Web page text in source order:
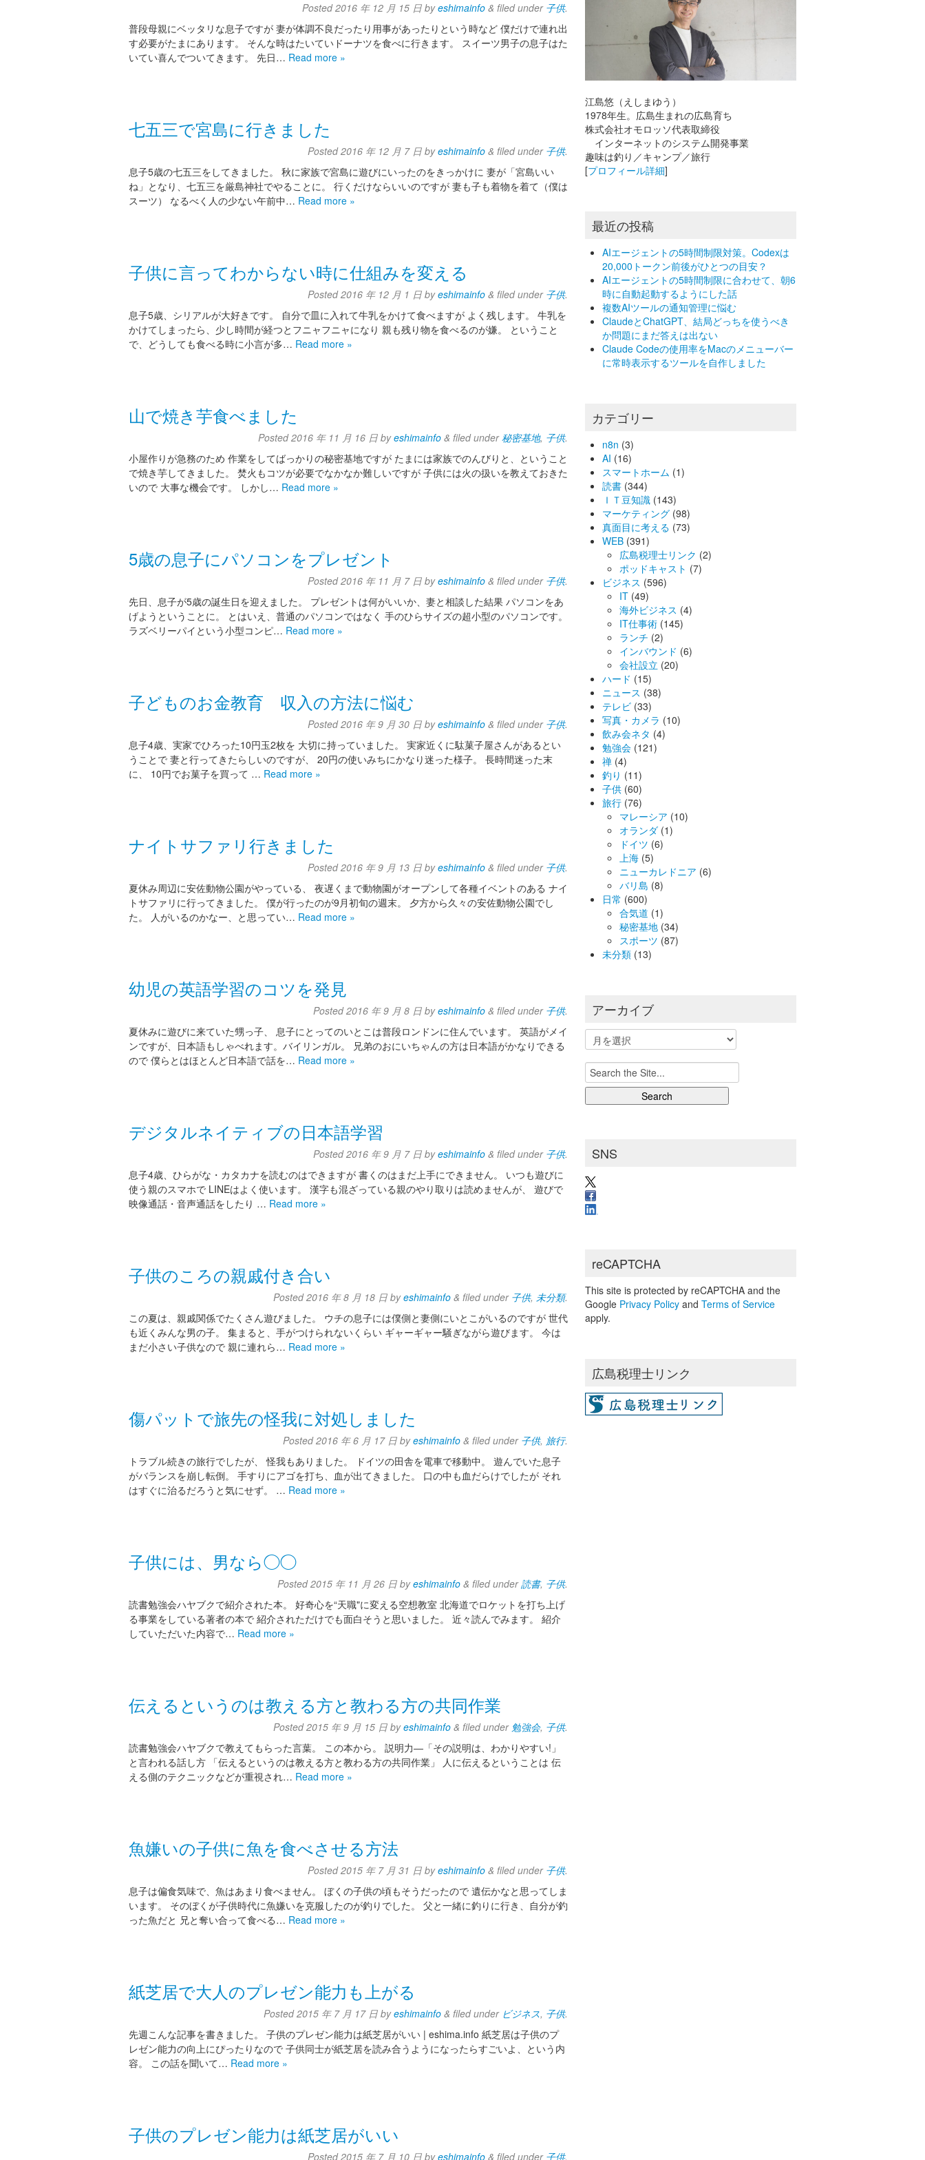
Posted2016 年 12 月 15 日 byeshimainfo & filed under 子供.
普段母親にベッタリな息子ですが 妻が体調不良だったり用事があったりという時など 僕だけで連れ出
す必要がたまにあります。 そんな時はたいていドーナツを食べに行きます。 スイーツ男子の息子はた
いてい喜んでついてきます。 先日… Read more »
七五三で宮島に行きました
Posted2016 年 12 月 7 日 byeshimainfo & filed under 子供.
息子5歳の七五三をしてきました。 秋に家族で宮島に遊びにいったのをきっかけに 妻が「宮島いい
ね」となり、七五三を厳島神社でやることに。 行くだけならいいのですが 妻も子も着物を着て（僕は
スーツ） なるべく人の少ない午前中… Read more »
子供に言ってわからない時に仕組みを変える
Posted2016 年 12 月 1 日 byeshimainfo & filed under 子供.
息子5歳、シリアルが大好きです。 自分で皿に入れて牛乳をかけて食べますが よく残します。 牛乳を
かけてしまったら、少し時間が経つとフニャフニャになり 親も残り物を食べるのが嫌。 ということ
で、どうしても食べる時に小言が多… Read more »
山で焼き芋食べました
Posted2016 年 11 月 16 日 byeshimainfo & filed under秘密基地, 子供.
小屋作りが急務のため 作業をしてばっかりの秘密基地ですが たまには家族でのんびりと、ということ
で焼き芋してきました。 焚火もコツが必要でなかなか難しいですが 子供には火の扱いを教えておきた
いので 大事な機会です。 しかし… Read more »
5歳の息子にパソコンをプレゼント
Posted2016 年 11 月 7 日 byeshimainfo & filed under 子供.
先日、息子が5歳の誕生日を迎えました。 プレゼントは何がいいか、妻と相談した結果 パソコンをあ
げようということに。 とはいえ、普通のパソコンではなく 手のひらサイズの超小型のパソコンです。
ラズベリーパイという小型コンピ… Read more »
子どものお金教育 収入の方法に悩む
Posted2016 年 9 月 30 日 byeshimainfo & filed under 子供.
息子4歳、実家でひろった10円玉2枚を 大切に持っていました。 実家近くに駄菓子屋さんがあるとい
うことで 妻と行ってきたらしいのですが、 20円の使いみちにかなり迷った様子。 長時間迷った末
に、 10円でお菓子を買って … Read more »
ナイトサファリ行きました
Posted2016 年 9 月 13 日 byeshimainfo & filed under 子供.
夏休み周辺に安佐動物公園がやっている、 夜遅くまで動物園がオープンして各種イベントのある ナイ
トサファリに行ってきました。 僕が行ったのが9月初旬の週末。 夕方から久々の安佐動物公園でし
た。 人がいるのかなー、と思ってい… Read more »
幼児の英語学習のコツを発見
Posted2016 年 9 月 8 日 byeshimainfo & filed under 子供.
夏休みに遊びに来ていた甥っ子、 息子にとってのいとこは普段ロンドンに住んでいます。 英語がメイ
ンですが、日本語もしゃべれます。バイリンガル。 兄弟のおにいちゃんの方は日本語がかなりできる
ので 僕らとはほとんど日本語で話を… Read more »
デジタルネイティブの日本語学習
Posted2016 年 9 月 7 日 byeshimainfo & filed under 子供.
息子4歳、ひらがな・カタカナを読むのはできますが 書くのはまだ上手にできません。 いつも遊びに
使う親のスマホで LINEはよく使います。 漢字も混ざっている親のやり取りは読めませんが、 遊びで
映像通話・音声通話をしたり … Read more »
子供のころの親戚付き合い
Posted2016 年 8 月 18 日 byeshimainfo & filed under 子供,未分類.
この夏は、親戚関係でたくさん遊びました。 ウチの息子には僕側と妻側にいとこがいるのですが 世代
も近くみんな男の子。 集まると、手がつけられないくらい ギャーギャー騒ぎながら遊びます。 今は
まだ小さい子供なので 親に連れら… Read more »
傷パットで旅先の怪我に対処しました
Posted2016 年 6 月 17 日 byeshimainfo & filed under 子供, 旅行.
トラブル続きの旅行でしたが、 怪我もありました。 ドイツの田舎を電車で移動中。 遊んでいた息子
がバランスを崩し転倒。 手すりにアゴを打ち、血が出てきました。 口の中も血だらけでしたが それ
はすぐに治るだろうと気にせず。 … Read more »
子供には、男なら◯◯
Posted2015 年 11 月 26 日 byeshimainfo & filed under読書, 子供.
読書勉強会ハヤブクで紹介された本。 好奇心を“天職"に変える空想教室 北海道でロケットを打ち上げ
る事業をしている著者の本で 紹介されただけでも面白そうと思いました。 近々読んでみます。 紹介
していただいた内容で… Read more »
伝えるというのは教える方と教わる方の共同作業
Posted2015 年 9 月 15 日 byeshimainfo & filed under 勉強会, 子供.
読書勉強会ハヤブクで教えてもらった言葉。 この本から。 説明力―「その説明は、わかりやすい!」
と言われる話し方 「伝えるというのは教える方と教わる方の共同作業」 人に伝えるということは 伝
える側のテクニックなどが重視され… Read more »
魚嫌いの子供に魚を食べさせる方法
Posted2015 年 7 月 31 日 byeshimainfo & filed under 子供.
息子は偏食気味で、魚はあまり食べません。 ぼくの子供の頃もそうだったので 遺伝かなと思ってしま
います。 そのぼくが子供時代に魚嫌いを克服したのが釣りでした。 父と一緒に釣りに行き、自分が釣
った魚だと 兄と奪い合って食べる… Read more »
紙芝居で大人のプレゼン能力も上がる
Posted2015 年 7 月 17 日 byeshimainfo & filed under ビジネス, 子供.
先週こんな記事を書きました。 子供のプレゼン能力は紙芝居がいい | eshima.info 紙芝居は子供のプ
レゼン能力の向上にぴったりなので 子供同士が紙芝居を読み合うようになったらすごいよ、という内
容。 この話を聞いて… Read more »
子供のプレゼン能力は紙芝居がいい
Posted2015 年 7 月 10 日 byeshimainfo & filed under 子供.
江島悠（えしまゆう）
1978年生。広島生まれの広島育ち
株式会社オモロッソ代表取締役
インターネットのシステム開発事業
趣味は釣り／キャンプ／旅行
[プロフィール詳細]
最近の投稿
AIエージェントの5時間制限対策。Codexは
20,000トークン前後がひとつの目安？
AIエージェントの5時間制限に合わせて、朝6
時に自動起動するようにした話
複数AIツールの通知管理に悩む
ClaudeとChatGPT、結局どっちを使うべき
か問題にまだ答えは出ない
Claude Codeの使用率をMacのメニューバー
に常時表示するツールを自作しました
カテゴリー
n8n (3)
AI (16)
スマートホーム (1)
読書 (344)
ＩＴ豆知識 (143)
マーケティング (98)
真面目に考える (73)
WEB (391)
広島税理士リンク (2)
ポッドキャスト (7)
ビジネス (596)
IT (49)
海外ビジネス (4)
IT仕事術 (145)
ランチ (2)
インバウンド (6)
会社設立 (20)
ハード (15)
ニュース (38)
テレビ (33)
写真・カメラ (10)
飲み会ネタ (4)
勉強会 (121)
禅 (4)
釣り (11)
子供 (60)
旅行 (76)
マレーシア (10)
オランダ (1)
ドイツ (6)
上海 (5)
ニューカレドニア (6)
バリ島 (8)
日常 (600)
合気道 (1)
秘密基地 (34)
スポーツ (87)
未分類 (13)
アーカイブ
ー
カ
イ
ブ
Search
for:
SNS
reCAPTCHA
This site is protected by reCAPTCHA and the
Google Privacy Policy andTerms of Service
apply.
広島税理士リンク